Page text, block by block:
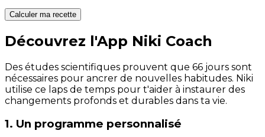
Calculer ma recette
Découvrez l'App Niki Coach
Des études scientifiques prouvent que 66 jours sont
nécessaires pour ancrer de nouvelles habitudes. Niki
utilise ce laps de temps pour t'aider à instaurer des
changements profonds et durables dans ta vie.
1. Un programme personnalisé